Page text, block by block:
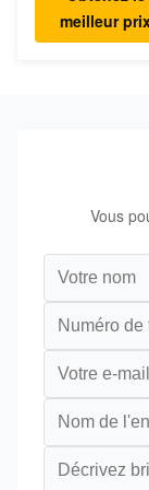
meilleur
Vous